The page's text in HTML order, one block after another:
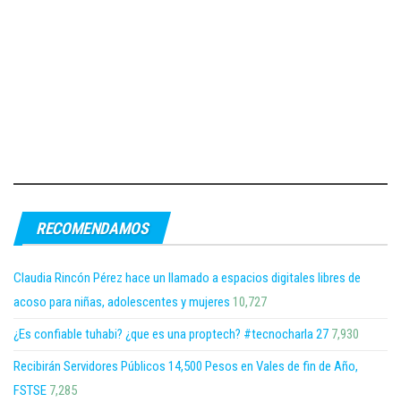
RECOMENDAMOS
Claudia Rincón Pérez hace un llamado a espacios digitales libres de
acoso para niñas, adolescentes y mujeres 10,727
¿Es confiable tuhabi? ¿que es una proptech? #tecnocharla 27 7,930
Recibirán Servidores Públicos 14,500 Pesos en Vales de fin de Año,
FSTSE 7,285